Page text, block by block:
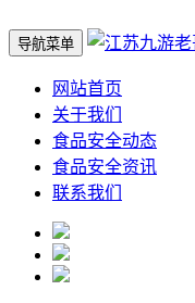
导航菜单
网站首页
关于我们
食品安全动态
食品安全资讯
联系我们